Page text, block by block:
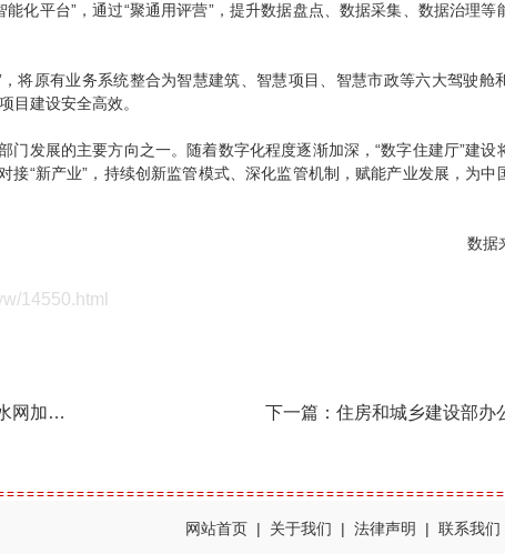
平台”，通过“聚通用评营”，提升数据盘点、数据采集、数据治理等
原有业务系统整合为智慧建筑、智慧项目、智慧市政等六大驾驶舱
目建设安全高效。
发展的主要方向之一。随着数字化程度逐渐加深，“数字住建厅”建设
接“新产业”，持续创新监管模式、深化监管机制，赋能产业发展，为中
数据
14550.html
构建 下一篇： 住房和城乡建设部办公厅关于 建设
网站首页 | 关于我们 | 法律声明 | 联系我们